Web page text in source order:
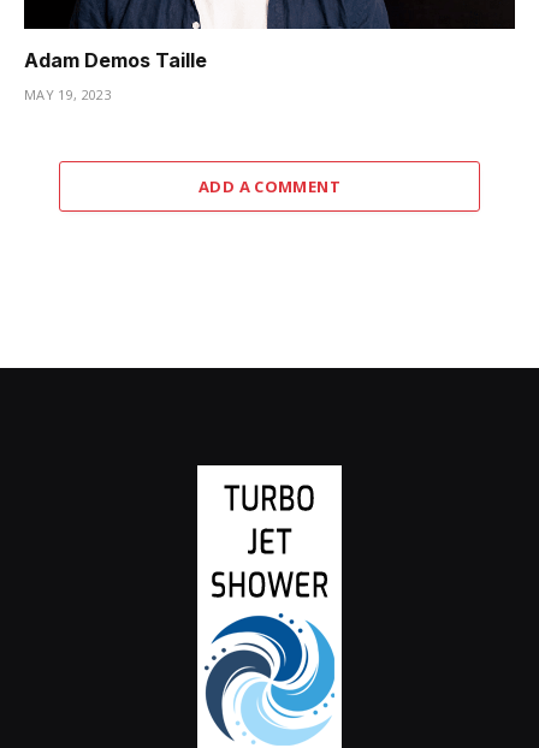
Adam Demos Taille
MAY 19, 2023
ADD A COMMENT